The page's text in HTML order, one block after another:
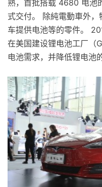
熟，首批搭载 4680 电
式交付。 除純電動車外
车提供电池等的零件。
在美国建设锂电池工厂（
电池需求，并降低锂电池